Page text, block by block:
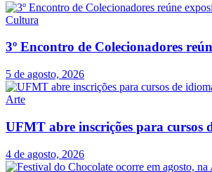
Cultura
3º Encontro de Colecionadores
5 de agosto, 2026
Arte
UFMT abre inscrições para cursos
4 de agosto, 2026